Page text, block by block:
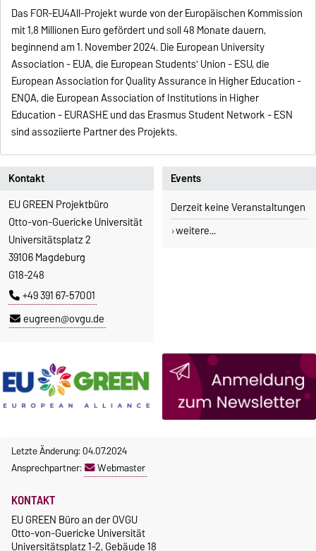
Das FOR-EU4All-Projekt wurde von der Europäischen Kommission
mit 1,8 Millionen Euro gefördert und soll 48 Monate dauern,
beginnend am 1. November 2024. Die European University
Association - EUA, die European Students' Union - ESU, die
European Association for Quality Assurance in Higher Education -
ENQA, die European Association of Institutions in Higher
Education - EURASHE und das Erasmus Student Network - ESN
sind assoziierte Partner des Projekts.
Kontakt
EU GREEN Projektbüro
Otto-von-Guericke Universität
Universitätsplatz 2
39106 Magdeburg
G18-248
+49 391 67-57001
eugreen@ovgu.de
Events
Derzeit keine Veranstaltungen
weitere...
Letzte Änderung: 04.07.2024
Ansprechpartner:
Webmaster
KONTAKT
EU GREEN Büro an der OVGU
Otto-von-Guericke Universität
Universitätsplatz 1-2, Gebäude 18